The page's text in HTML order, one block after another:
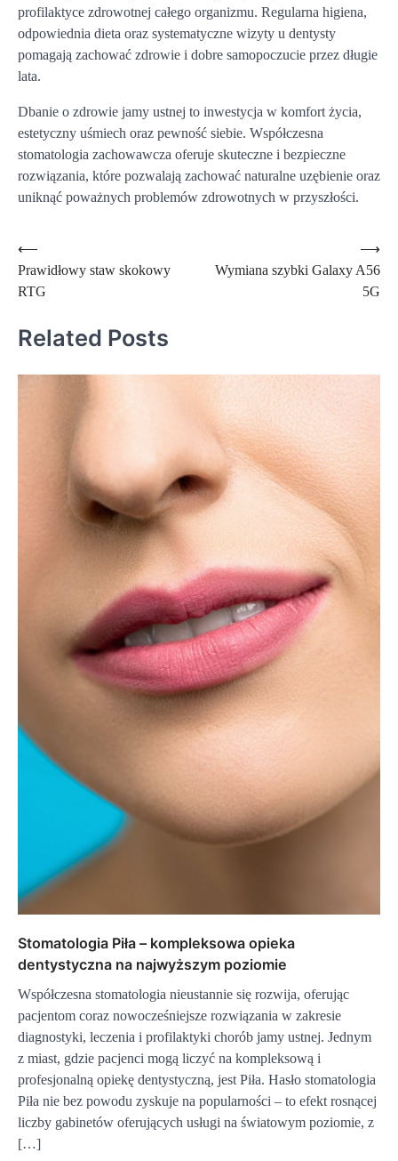
profilaktyce zdrowotnej całego organizmu. Regularna higiena,
odpowiednia dieta oraz systematyczne wizyty u dentysty
pomagają zachować zdrowie i dobre samopoczucie przez długie
lata.
Dbanie o zdrowie jamy ustnej to inwestycja w komfort życia,
estetyczny uśmiech oraz pewność siebie. Współczesna
stomatologia zachowawcza oferuje skuteczne i bezpieczne
rozwiązania, które pozwalają zachować naturalne uzębienie oraz
uniknąć poważnych problemów zdrowotnych w przyszłości.
Nawigacja
wpisu
⟵
Prawidłowy staw skokowy
RTG
Wymiana szybki Galaxy A56
5G
⟶
Related Posts
Stomatologia Piła – kompleksowa opieka
dentystyczna na najwyższym poziomie
Współczesna stomatologia nieustannie się rozwija, oferując
pacjentom coraz nowocześniejsze rozwiązania w zakresie
diagnostyki, leczenia i profilaktyki chorób jamy ustnej. Jednym
z miast, gdzie pacjenci mogą liczyć na kompleksową i
profesjonalną opiekę dentystyczną, jest Piła. Hasło stomatologia
Piła nie bez powodu zyskuje na popularności – to efekt rosnącej
liczby gabinetów oferujących usługi na światowym poziomie, z
[…]